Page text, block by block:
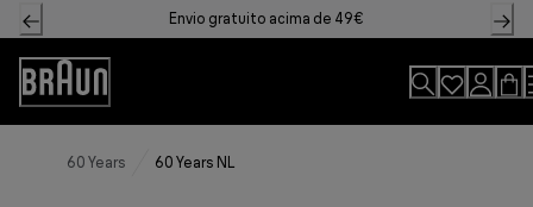
Skip
to
Content
Envio gratuito acima de 49€
Declaração
de
acessibilidade
60 Years 60 Years NL